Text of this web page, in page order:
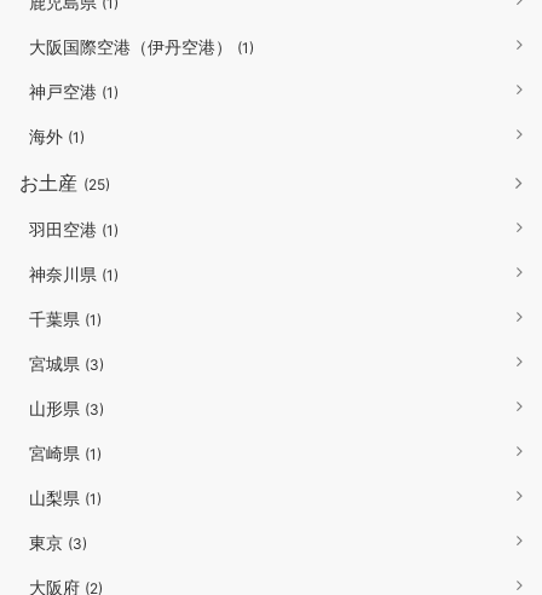
大阪国際空港（伊丹空港） (1)
神戸空港 (1)
海外 (1)
お土産 (25)
羽田空港 (1)
神奈川県 (1)
千葉県 (1)
宮城県 (3)
山形県 (3)
宮崎県 (1)
山梨県 (1)
東京 (3)
大阪府 (2)